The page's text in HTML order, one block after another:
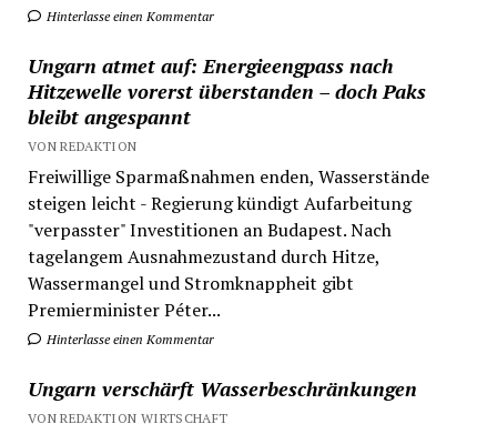
Hinterlasse einen Kommentar
Ungarn atmet auf: Energieengpass nach
Hitzewelle vorerst überstanden – doch Paks
bleibt angespannt
VON REDAKTION
Freiwillige Sparmaßnahmen enden, Wasserstände
steigen leicht - Regierung kündigt Aufarbeitung
"verpasster" Investitionen an Budapest. Nach
tagelangem Ausnahmezustand durch Hitze,
Wassermangel und Stromknappheit gibt
Premierminister Péter...
Hinterlasse einen Kommentar
Ungarn verschärft Wasserbeschränkungen
VON REDAKTION WIRTSCHAFT